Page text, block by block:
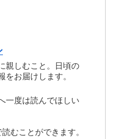
親しむこと。日頃の
をお届けします。
一度は読んでほしい
むことができます。